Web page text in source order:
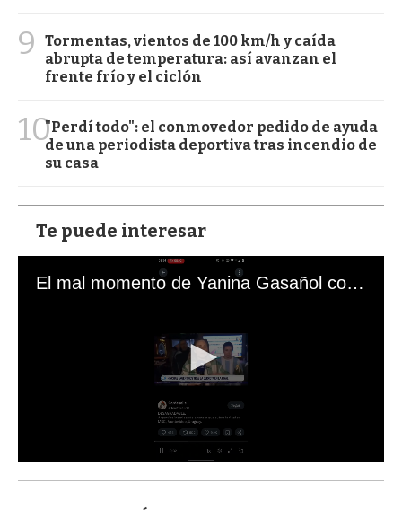
9
Tormentas, vientos de 100 km/h y caída
abrupta de temperatura: así avanzan el
frente frío y el ciclón
10"Perdí todo": el conmovedor pedido de ayuda
de una periodista deportiva tras incendio de
su casa
Te puede interesar
El mal momento de Yanina Gasañol con un hincha argentino en "Subrayado"
s